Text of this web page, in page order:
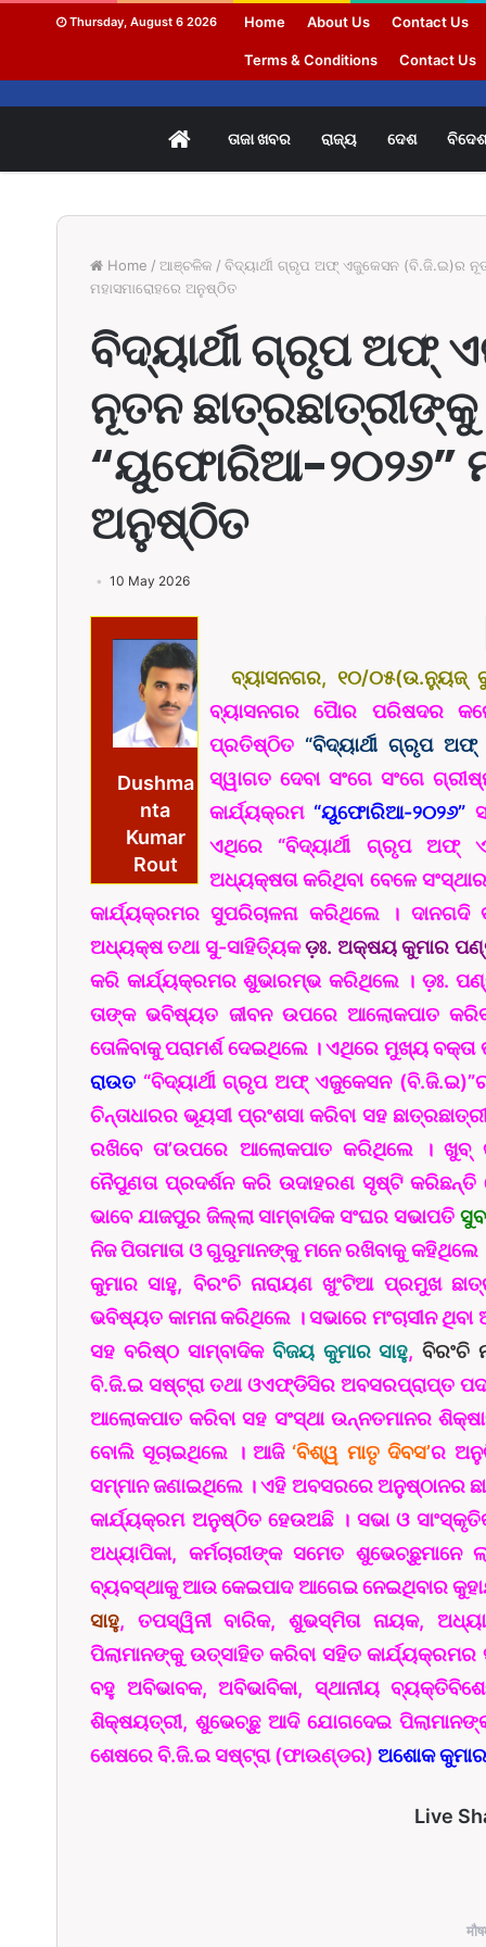
Thursday, August 6 2026 Home About Us Contact Us
Terms & Conditions Contact Us
HOMEତାଜା ଖବର ରାଜ୍ୟ ଦେଶ ବିଦେଶ
Home / ଆଞ୍ଚଳିକ / ବିଦ୍ୟାର୍ଥୀ ଗ୍ରୃପ ଅଫ୍ ଏଜୁକେସନ (ବି.ଜି.ଇ)ର
ମହାସମାରୋହରେ ଅନୁଷ୍ଠିତ
ବିଦ୍ୟାର୍ଥୀ ଗ୍ରୃପ ଅଫ୍
ନୂତନ
“ୟୁଫୋରିଆ-୨୦୨୬”
ଅନୁଷ୍ଠିତ
10 May 2026
Dushma
nta
Kumar
Rout
ବ୍ୟାସନଗର, ୧୦/୦୫(ଉ.ନ୍ୟୁଜ୍
ବ୍ୟାସନଗର ପୈାର ପରିଷଦର
ପ୍ରତିଷ୍ଠିତ “ବିଦ୍ୟାର୍ଥୀ ଗ୍ରୃପ
ସ୍ୱାଗତ ଦେବା ସଂଗେ ସଂଗେ
କାର୍ଯ୍ୟକ୍ରମ “ୟୁଫୋରିଆ-୨୦୨୬”
ଏଥିରେ “ବିଦ୍ୟାର୍ଥୀ ଗ୍ରୃପ
ଅଧ୍ୟକ୍ଷତା କରିଥିବା ବେଳେ
କାର୍ଯ୍ୟକ୍ରମର ସୁପରିଚାଳନା କରିଥିଲେ । ଦାନଗଦି
ଅଧ୍ୟକ୍ଷ ତଥା ସୁ-ସାହିତ୍ୟିକଡ଼ଃ. ଅକ୍ଷୟ କୁମାର
କରି କାର୍ଯ୍ୟକ୍ରମର ଶୁଭାରମ୍ଭ କରିଥିଲେ । ଡ଼ଃ.
ତାଙ୍କ ଭବିଷ୍ୟତ ଜୀବନ ଉପରେ ଆଲୋକପାତ
ତୋଳିବାକୁ ପରାମର୍ଶ ଦେଇଥିଲେ । ଏଥିରେ ମୁଖ୍ୟ
ରାଉତ “ବିଦ୍ୟାର୍ଥୀ ଗ୍ରୃପ ଅଫ୍ ଏଜୁକେସନ
ଚିନ୍ତାଧାରର ଭୂୟସୀ ପ୍ରଂଶସା କରିବା ସହ
ରଖିବେ ତା’ଉପରେ ଆଲୋକପାତ କରିଥିଲେ । ଖୁବ୍
ନୈପୁଣତା ପ୍ରଦର୍ଶନ କରି ଉଦାହରଣ ସୃଷ୍ଟି
ଭାବେ ଯାଜପୁର ଜିଲ୍ଲା ସାମ୍ବାଦିକ ସଂଘର ସଭାପତି
ନିଜ ପିତାମାତା ଓ ଗୁରୁମାନଙ୍କୁ ମନେ ରଖିବାକୁ
କୁମାର ସାହୁ, ବିରଂଚି ନାରାୟଣ ଖୁଂଟିଆ ପ୍ରମୁଖ
ଭବିଷ୍ୟତ କାମନା କରିଥିଲେ । ସଭାରେ ମଂଚାସୀନ
ସହ ବରିଷ୍ଠ ସାମ୍ବାଦିକ ବିଜୟ କୁମାର ସାହୁ,ବିରଂଚି
ବି.ଜି.ଇ ସଷ୍ଟ୍ରା ତଥା ଓଏଫ୍‌ଡିସିର ଅବସରପ୍ରାପ୍ତ
ଆଲୋକପାତ କରିବା ସହ ସଂସ୍ଥା ଉନ୍ନତମାନର
ବୋଲି ସୂଚାଇଥିଲେ । ଆଜି ‘ବିଶ୍ୱ ମାତୃ ଦିବସ’ର
ସମ୍ମାନ ଜଣାଇଥିଲେ । ଏହି ଅବସରରେ ଅନୁଷ୍ଠାନର
କାର୍ଯ୍ୟକ୍ରମ ଅନୁଷ୍ଠିତ ହେଉଅଛି । ସଭା ଓ
ଅଧ୍ୟାପିକା, କର୍ମଚାରୀଙ୍କ ସମେତ
ବ୍ୟବସ୍ଥାକୁ ଆଉ କେଇପାଦ ଆଗେଇ ନେଇଥିବାର
ସାହୁ, ତପସ୍ୱିନୀ ବାରିକ, ଶୁଭସ୍ମିତା ନାୟକ,
ପିଲାମାନଙ୍କୁ ଉତ୍ସାହିତ କରିବା ସହିତ
ବହୁ ଅବିଭାବକ, ଅବିଭାବିକା, ସ୍ଥାନୀୟ
ଶିକ୍ଷୟତ୍ରୀ, ଶୁଭେଚ୍ଛୁ ଆଦି ଯୋଗଦେଇ
ଶେଷରେ ବି.ଜି.ଇ ସଷ୍ଟ୍ରା (ଫାଉଣ୍ଡର) ଅଶୋକ
Live